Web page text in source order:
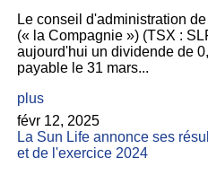
Le conseil d'administration
(« la Compagnie ») (TSX :
aujourd'hui un dividende de
payable le 31 mars...
plus
févr 12, 2025
La Sun Life annonce ses
et de l'exercice 2024